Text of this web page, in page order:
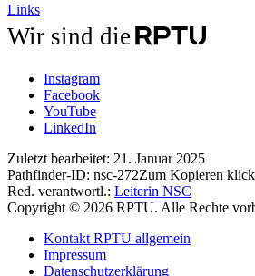
Links
Wir sind die
Instagram
Facebook
YouTube
LinkedIn
Zuletzt bearbeitet: 21. Januar 2025
Pathfinder-ID: nsc-272Zum Kopieren
Red. verantwortl.: Leiterin NSC
Copyright © 2026 RPTU. Alle Rechte
Kontakt RPTU allgemein
Impressum
Datenschutzerklärung